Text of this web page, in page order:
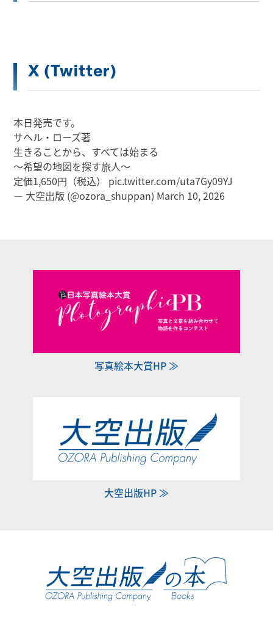
X (Twitter)
本日発売です。
サヘル・ローズ著
生きることから、すべては始まる
～希望の地図を探す旅人～
定価1,650円（税込） pic.twitter.com/uta7Gy09YJ
— 大空出版 (@ozora_shuppan) March 10, 2026
写真絵本大賞HP ≫
大空出版HP ≫